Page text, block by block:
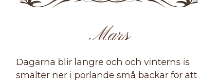
Mars
Dagarna blir längre och och vinterns is
smälter ner i porlande små bäckar för att